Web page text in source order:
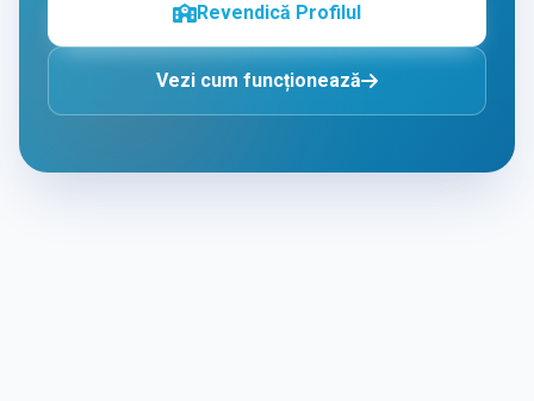
Revendică Profilul
Vezi cum funcționează